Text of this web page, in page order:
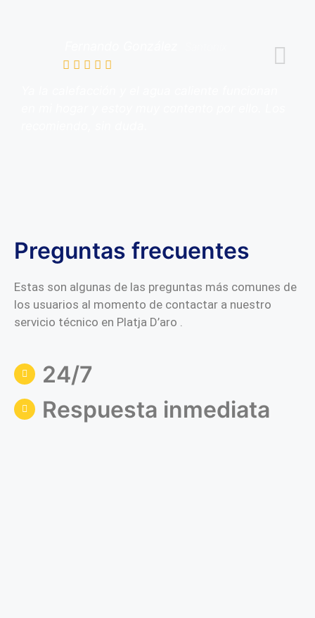
Preguntas frecuentes
Estas son algunas de las preguntas más comunes de
los usuarios al momento de contactar a nuestro
servicio técnico en Platja D’aro .
24/7
Respuesta inmediata